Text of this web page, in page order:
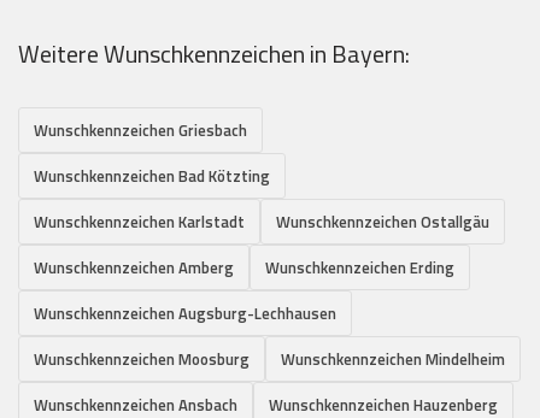
Weitere Wunschkennzeichen in Bayern:
Wunschkennzeichen Griesbach
Wunschkennzeichen Bad Kötzting
Wunschkennzeichen Karlstadt
Wunschkennzeichen Ostallgäu
Wunschkennzeichen Amberg
Wunschkennzeichen Erding
Wunschkennzeichen Augsburg-Lechhausen
Wunschkennzeichen Moosburg
Wunschkennzeichen Mindelheim
Wunschkennzeichen Ansbach
Wunschkennzeichen Hauzenberg